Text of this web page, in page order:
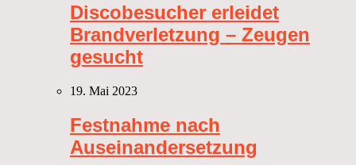
Discobesucher erleidet
Brandverletzung – Zeugen
gesucht
19. Mai 2023
Festnahme nach
Auseinandersetzung